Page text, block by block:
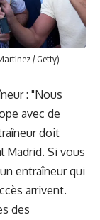
/ Getty)
: "Nous
avec de
doit
Madrid. Si vous
entraîneur qui
arrivent.
des